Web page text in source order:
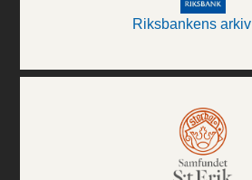
Riksbankens arkiv